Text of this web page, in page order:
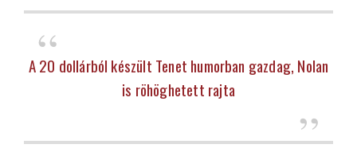
A 20 dollárból készült Tenet humorban gazdag, Nolan
is röhöghetett rajta